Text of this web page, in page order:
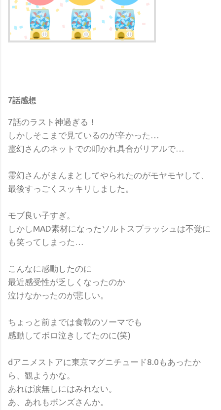
7話感想
7話のラスト神過ぎる！
しかしそこまで見ているのが辛かった…
霊幻さんのネットでの叩かれ具合がリアルで…
霊幻さんがまんまとしてやられたのがモヤモヤして、
最後すっごくスッキリしました。
モブ良い子すぎ。
しかしMAD素材になったソルトスプラッシュは不覚に
も笑ってしまった…
こんなに感動したのに
最近感受性が乏しくなったのか
泣けなかったのが悲しい。
ちょっと前までは食戟のソーマでも
感動してボロ泣きしてたのに(笑)
dアニメストアに東京マグニチュード8.0もあったか
ら、観ようかな。
あれは涙無しにはみれない。
あ、あれもボンズさんか。